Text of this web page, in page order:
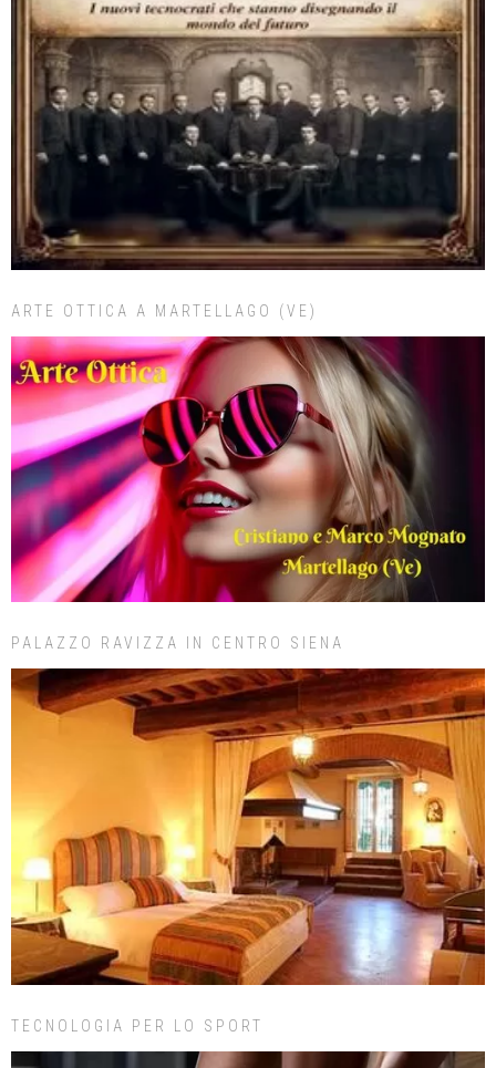
ARTE OTTICA A MARTELLAGO (VE)
PALAZZO RAVIZZA IN CENTRO SIENA
TECNOLOGIA PER LO SPORT